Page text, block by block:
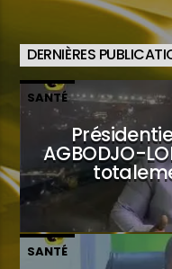
DERNIÈRES
SANTÉ
AGBODJO-
SANTÉ